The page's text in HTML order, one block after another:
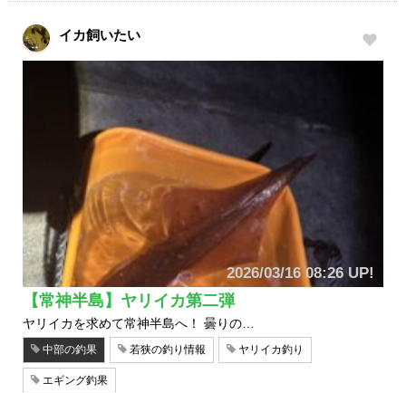
イカ飼いたい
2026/03/16 08:26 UP!
【常神半島】ヤリイカ第二弾
ヤリイカを求めて常神半島へ！ 曇りの…
中部の釣果 若狭の釣り情報 ヤリイカ釣り
エギング釣果